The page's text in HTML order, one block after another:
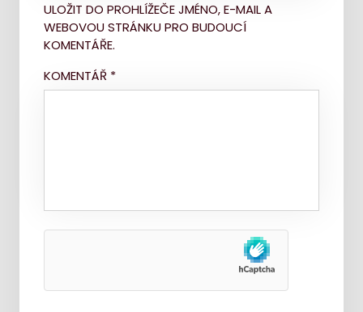
ULOŽIT DO PROHLÍŽEČE JMÉNO, E-MAIL A
WEBOVOU STRÁNKU PRO BUDOUCÍ
KOMENTÁŘE.
KOMENTÁŘ *